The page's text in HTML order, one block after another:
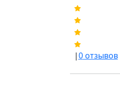
|0отзывов